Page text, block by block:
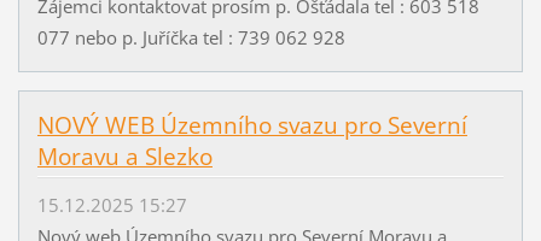
Zájemci kontaktovat prosím p. Ošťádala tel : 603 518
077 nebo p. Juříčka tel : 739 062 928
NOVÝ WEB Územního svazu pro Severní
Moravu a Slezko
15.12.2025 15:27